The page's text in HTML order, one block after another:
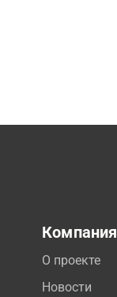
Компания
О проекте
Новости